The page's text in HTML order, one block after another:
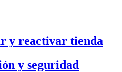
y reactivar tienda
y seguridad